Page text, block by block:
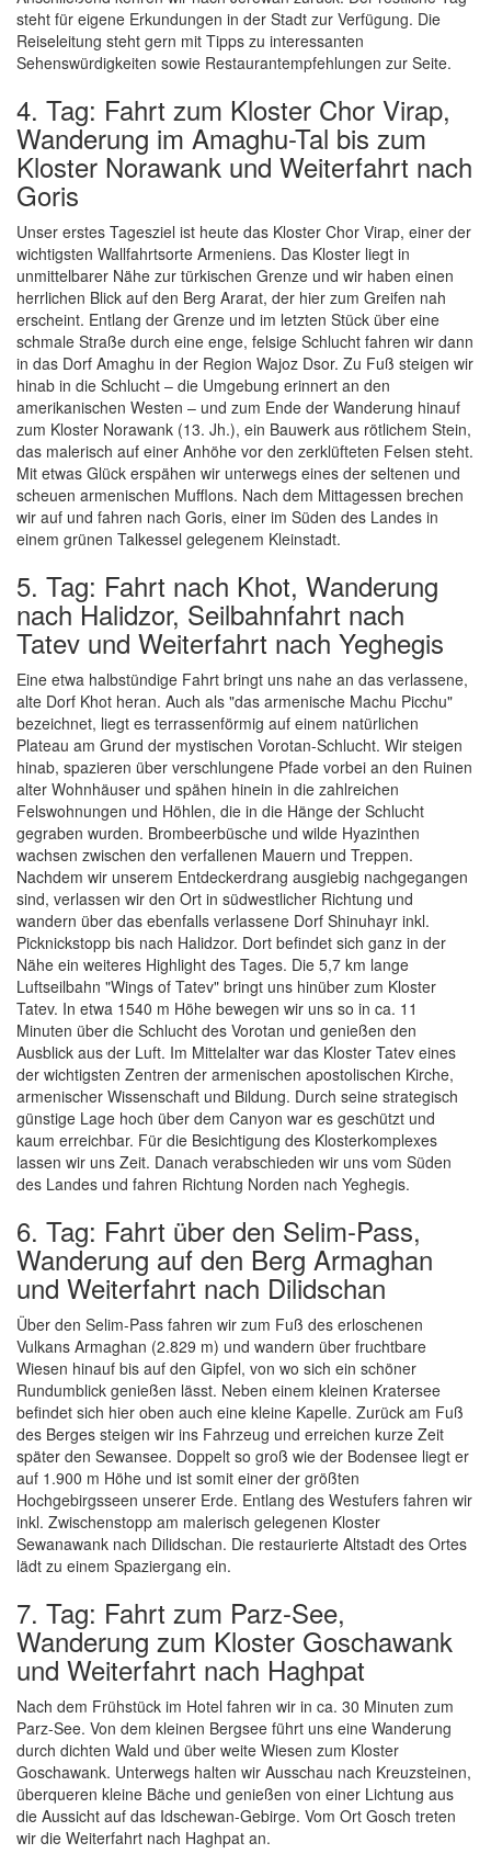
steht für eigene Erkundungen in der Stadt zur Verfügung. Die
Reiseleitung steht gern mit Tipps zu interessanten
Sehenswürdigkeiten sowie Restaurantempfehlungen zur Seite.
4. Tag: Fahrt zum Kloster Chor Virap,
Wanderung im Amaghu-Tal bis zum
Kloster Norawank und Weiterfahrt nach
Goris
Unser erstes Tagesziel ist heute das Kloster Chor Virap, einer der
wichtigsten Wallfahrtsorte Armeniens. Das Kloster liegt in
unmittelbarer Nähe zur türkischen Grenze und wir haben einen
herrlichen Blick auf den Berg Ararat, der hier zum Greifen nah
erscheint. Entlang der Grenze und im letzten Stück über eine
schmale Straße durch eine enge, felsige Schlucht fahren wir dann
in das Dorf Amaghu in der Region Wajoz Dsor. Zu Fuß steigen wir
hinab in die Schlucht – die Umgebung erinnert an den
amerikanischen Westen – und zum Ende der Wanderung hinauf
zum Kloster Norawank (13. Jh.), ein Bauwerk aus rötlichem Stein,
das malerisch auf einer Anhöhe vor den zerklüfteten Felsen steht.
Mit etwas Glück erspähen wir unterwegs eines der seltenen und
scheuen armenischen Mufflons. Nach dem Mittagessen brechen
wir auf und fahren nach Goris, einer im Süden des Landes in
einem grünen Talkessel gelegenem Kleinstadt.
5. Tag: Fahrt nach Khot, Wanderung
nach Halidzor, Seilbahnfahrt nach
Tatev und Weiterfahrt nach Yeghegis
Eine etwa halbstündige Fahrt bringt uns nahe an das verlassene,
alte Dorf Khot heran. Auch als "das armenische Machu Picchu"
bezeichnet, liegt es terrassenförmig auf einem natürlichen
Plateau am Grund der mystischen Vorotan-Schlucht. Wir steigen
hinab, spazieren über verschlungene Pfade vorbei an den Ruinen
alter Wohnhäuser und spähen hinein in die zahlreichen
Felswohnungen und Höhlen, die in die Hänge der Schlucht
gegraben wurden. Brombeerbüsche und wilde Hyazinthen
wachsen zwischen den verfallenen Mauern und Treppen.
Nachdem wir unserem Entdeckerdrang ausgiebig nachgegangen
sind, verlassen wir den Ort in südwestlicher Richtung und
wandern über das ebenfalls verlassene Dorf Shinuhayr inkl.
Picknickstopp bis nach Halidzor. Dort befindet sich ganz in der
Nähe ein weiteres Highlight des Tages. Die 5,7 km lange
Luftseilbahn "Wings of Tatev" bringt uns hinüber zum Kloster
Tatev. In etwa 1540 m Höhe bewegen wir uns so in ca. 11
Minuten über die Schlucht des Vorotan und genießen den
Ausblick aus der Luft. Im Mittelalter war das Kloster Tatev eines
der wichtigsten Zentren der armenischen apostolischen Kirche,
armenischer Wissenschaft und Bildung. Durch seine strategisch
günstige Lage hoch über dem Canyon war es geschützt und
kaum erreichbar. Für die Besichtigung des Klosterkomplexes
lassen wir uns Zeit. Danach verabschieden wir uns vom Süden
des Landes und fahren Richtung Norden nach Yeghegis.
6. Tag: Fahrt über den Selim-Pass,
Wanderung auf den Berg Armaghan
und Weiterfahrt nach Dilidschan
Über den Selim-Pass fahren wir zum Fuß des erloschenen
Vulkans Armaghan (2.829 m) und wandern über fruchtbare
Wiesen hinauf bis auf den Gipfel, von wo sich ein schöner
Rundumblick genießen lässt. Neben einem kleinen Kratersee
befindet sich hier oben auch eine kleine Kapelle. Zurück am Fuß
des Berges steigen wir ins Fahrzeug und erreichen kurze Zeit
später den Sewansee. Doppelt so groß wie der Bodensee liegt er
auf 1.900 m Höhe und ist somit einer der größten
Hochgebirgsseen unserer Erde. Entlang des Westufers fahren wir
inkl. Zwischenstopp am malerisch gelegenen Kloster
Sewanawank nach Dilidschan. Die restaurierte Altstadt des Ortes
lädt zu einem Spaziergang ein.
7. Tag: Fahrt zum Parz-See,
Wanderung zum Kloster Goschawank
und Weiterfahrt nach Haghpat
Nach dem Frühstück im Hotel fahren wir in ca. 30 Minuten zum
Parz-See. Von dem kleinen Bergsee führt uns eine Wanderung
durch dichten Wald und über weite Wiesen zum Kloster
Goschawank. Unterwegs halten wir Ausschau nach Kreuzsteinen,
überqueren kleine Bäche und genießen von einer Lichtung aus
die Aussicht auf das Idschewan-Gebirge. Vom Ort Gosch treten
wir die Weiterfahrt nach Haghpat an.